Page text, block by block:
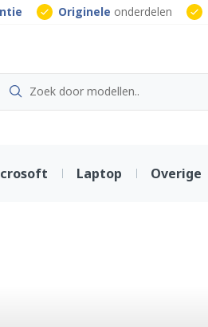
Originele onderdelen
Laptop Overige